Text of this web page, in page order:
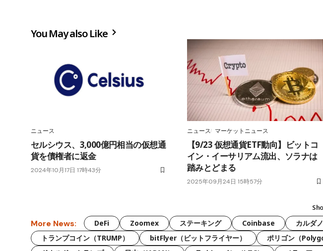
You May also Like
ニュース
セルシウス、3,000億円相当の仮想通
貨を債権者に返金
2024年10月17日 17時43分
ニュース マーケットニュース
【9/23 仮想通貨ETF動向】ビットコ
イン・イーサリアム流出、ソラナは
踏みとどまる
2025年09月24日 15時57分
More News: DeFi Zoomex ステーキング Coinbase カルダ
トランプコイン（TRUMP）
bitFlyer（ビットフライヤー） ポリゴン（